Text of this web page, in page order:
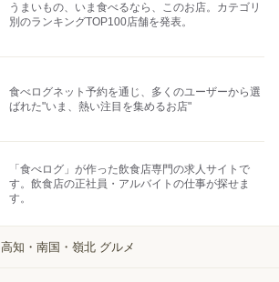
うまいもの、いま食べるなら、このお店。カテゴリ
別のランキングTOP100店舗を発表。
食べログネット予約を通じ、多くのユーザーから選
ばれた"いま、熱い注目を集めるお店"
「食べログ」が作った飲食店専門の求人サイトで
す。飲食店の正社員・アルバイトの仕事が探せま
す。
高知・南国・嶺北 グルメ